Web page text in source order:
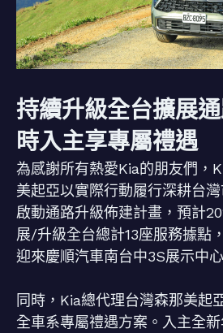
持續升級全台擴展
時入主享專屬禮遇
為感謝所有熱愛Kia的朋友們，
美起亞以實際行動履行深耕台
啟動通路升級佈建計畫，預計
展/升級全台總計13座服務據點
迎來慶順汽車南台中3S展示中
同時，Kia總代理台灣森那美起
全車系專屬禮遇方案。入主全